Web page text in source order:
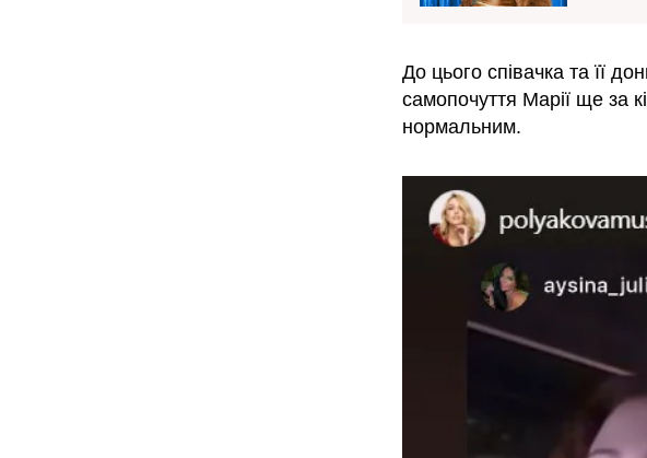
До цього співачка та її
самопочуття Марії ще за
нормальним.